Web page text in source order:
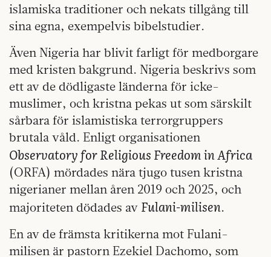
islamiska traditioner och nekats tillgång till
sina egna, exempelvis bibelstudier.
Även Nigeria har blivit farligt för medborgare
med kristen bakgrund. Nigeria beskrivs som
ett av de dödligaste länderna för icke-
muslimer, och kristna pekas ut som särskilt
sårbara för islamistiska terrorgruppers
brutala våld. Enligt organisationen
Observatory for Religious Freedom in Africa
(ORFA) mördades nära tjugo tusen kristna
nigerianer mellan åren 2019 och 2025, och
majoriteten dödades av Fulani-milisen.
En av de främsta kritikerna mot Fulani-
milisen är pastorn Ezekiel Dachomo, som